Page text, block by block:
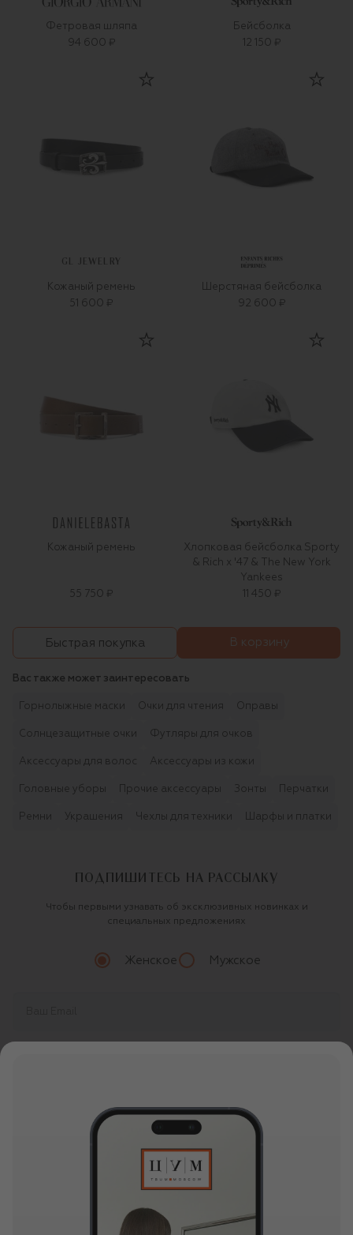
Фетровая шляпа
94 600 ₽
Бейсболка
12 150 ₽
GL JEWELRY
Кожаный ремень
51 600 ₽
Шерстяная бейсболка
92 600 ₽
Кожаный ремень
55 750 ₽
Хлопковая бейсболка Sporty
& Rich x '47 & The New York
Yankees
11 450 ₽
Быстрая покупка В корзину
Вас также может заинтересовать
Горнолыжные маски Очки для чтения Оправы
Солнцезащитные очки Футляры для очков
Аксессуары для волос Аксессуары из кожи
Головные уборы Прочие аксессуары Зонты Перчатки
Ремни Украшения Чехлы для техники Шарфы и платки
ПОДПИШИТЕСЬ НА РАССЫЛКУ
Чтобы первыми узнавать об эксклюзивных новинках и
специальных предложениях
Женское Мужское
О ЦУМ
О магазине
Новости и события
Контакты
ОНЛАЙН ПОКУПКИ
Мобильное приложение